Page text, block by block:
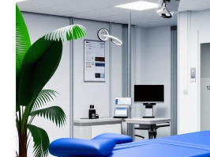
praktinė
instrukcija
savininkams
paprasčiau
nei
pajungti
televizorių